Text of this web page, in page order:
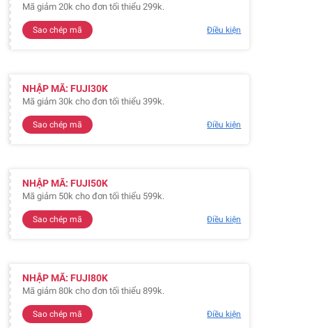
Mã giảm 20k cho đơn tối thiểu 299k.
Sao chép mã Điều kiện
NHẬP MÃ: FUJI30K
Mã giảm 30k cho đơn tối thiểu 399k.
Sao chép mã Điều kiện
NHẬP MÃ: FUJI50K
Mã giảm 50k cho đơn tối thiểu 599k.
Sao chép mã Điều kiện
NHẬP MÃ: FUJI80K
Mã giảm 80k cho đơn tối thiểu 899k.
Sao chép mã Điều kiện